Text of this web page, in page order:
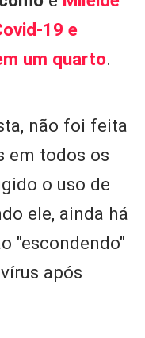
19 e
um quarto.
não foi feita
em todos os
o uso de
ele, ainda há
"escondendo"
após